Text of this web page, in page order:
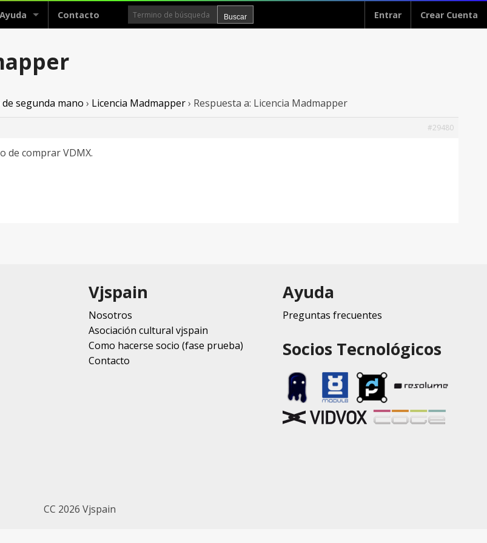
Ayuda Contacto Entrar Crear Cuenta
segunda mano › Licencia Madmapper› Respuesta a: Licencia Madmapper
#29480
de comprar VDMX.
Vjspain
Nosotros
Asociación cultural vjspain
Como hacerse socio (fase prueba)
Contacto
Ayuda
Preguntas frecuentes
Socios Tecnológicos
CC 2026 Vjspain